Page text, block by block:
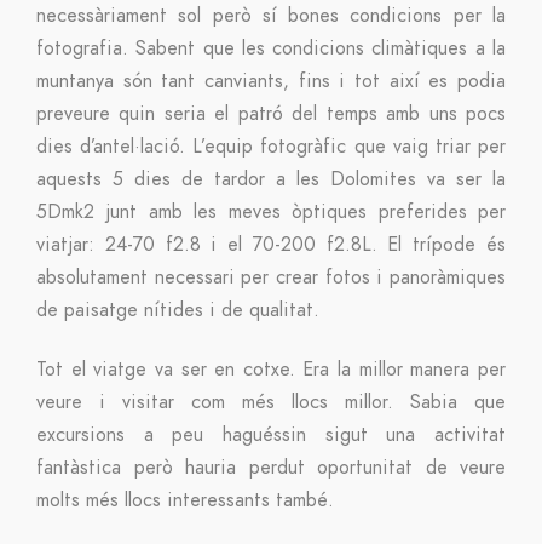
necessàriament sol però sí bones condicions per la
fotografia. Sabent que les condicions climàtiques a la
muntanya són tant canviants, fins i tot així es podia
preveure quin seria el patró del temps amb uns pocs
dies d’antel·lació. L’equip fotogràfic que vaig triar per
aquests 5 dies de tardor a les Dolomites va ser la
5Dmk2 junt amb les meves òptiques preferides per
viatjar: 24-70 f2.8 i el 70-200 f2.8L. El trípode és
absolutament necessari per crear fotos i panoràmiques
de paisatge nítides i de qualitat.
Tot el viatge va ser en cotxe. Era la millor manera per
veure i visitar com més llocs millor. Sabia que
excursions a peu haguéssin sigut una activitat
fantàstica però hauria perdut oportunitat de veure
molts més llocs interessants també.